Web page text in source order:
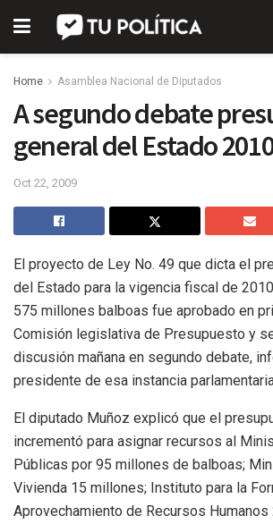
Home Asamblea Nacional de Diputados
A segundo debate
general del Estado
Oct 22, 2009
El proyecto de Ley No. 49 que dicta el
del Estado para la vigencia fiscal de
575 millones balboas fue aprobado en
Comisión legislativa de Presupuesto y
discusión mañana en segundo debate,
presidente de esa instancia
El diputado Muñoz explicó que el
incrementó para asignar recursos al
Públicas por 95 millones de balboas;
Vivienda 15 millones; Instituto para la
Aprovechamiento de Recursos